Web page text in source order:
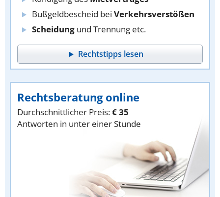
Bußgeldbescheid bei Verkehrsverstößen
Scheidung und Trennung etc.
Rechtstipps lesen
Rechtsberatung online
Durchschnittlicher Preis:€ 35
Antworten in unter einer Stunde